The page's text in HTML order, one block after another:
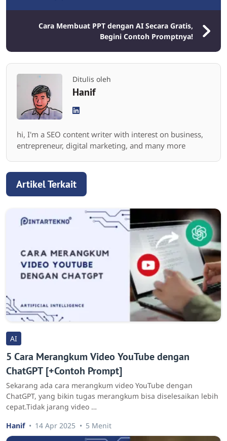
Cara Membuat PPT dengan AI Secara Gratis,
Begini Contoh Promptnya!
Ditulis oleh
Hanif
hi, I'm a SEO content writer with interest on business,
entrepreneur, digital marketing, and many more
Artikel Terkait
AI
5 Cara Merangkum Video YouTube dengan
ChatGPT [+Contoh Prompt]
Sekarang ada cara merangkum video YouTube dengan
ChatGPT, yang bikin tugas merangkum bisa diselesaikan lebih
cepat.Tidak jarang video …
Hanif
14 Apr 2025 5 Menit